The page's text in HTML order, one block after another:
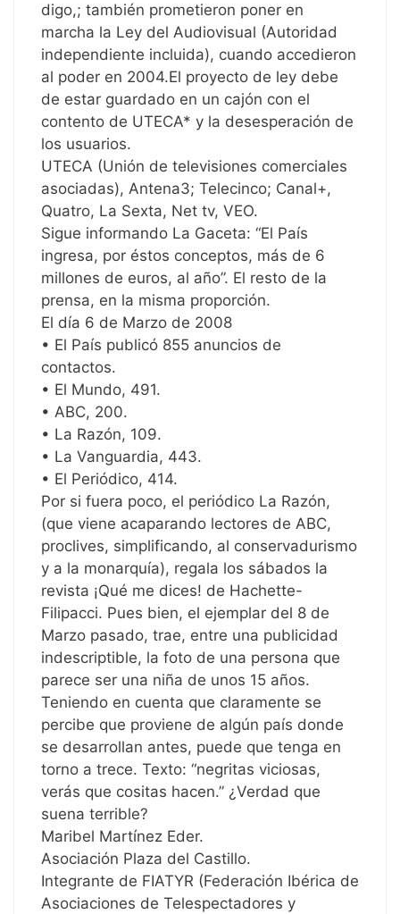
digo,; también prometieron poner en
marcha la Ley del Audiovisual (Autoridad
independiente incluida), cuando accedieron
al poder en 2004.El proyecto de ley debe
de estar guardado en un cajón con el
contento de UTECA* y la desesperación de
los usuarios.
UTECA (Unión de televisiones comerciales
asociadas), Antena3; Telecinco; Canal+,
Quatro, La Sexta, Net tv, VEO.
Sigue informando La Gaceta: “El País
ingresa, por éstos conceptos, más de 6
millones de euros, al año”. El resto de la
prensa, en la misma proporción.
El día 6 de Marzo de 2008
• El País publicó 855 anuncios de
contactos.
• El Mundo, 491.
• ABC, 200.
• La Razón, 109.
• La Vanguardia, 443.
• El Periódico, 414.
Por si fuera poco, el periódico La Razón,
(que viene acaparando lectores de ABC,
proclives, simplificando, al conservadurismo
y a la monarquía), regala los sábados la
revista ¡Qué me dices! de Hachette-
Filipacci. Pues bien, el ejemplar del 8 de
Marzo pasado, trae, entre una publicidad
indescriptible, la foto de una persona que
parece ser una niña de unos 15 años.
Teniendo en cuenta que claramente se
percibe que proviene de algún país donde
se desarrollan antes, puede que tenga en
torno a trece. Texto: “negritas viciosas,
verás que cositas hacen.” ¿Verdad que
suena terrible?
Maribel Martínez Eder.
Asociación Plaza del Castillo.
Integrante de FIATYR (Federación Ibérica de
Asociaciones de Telespectadores y